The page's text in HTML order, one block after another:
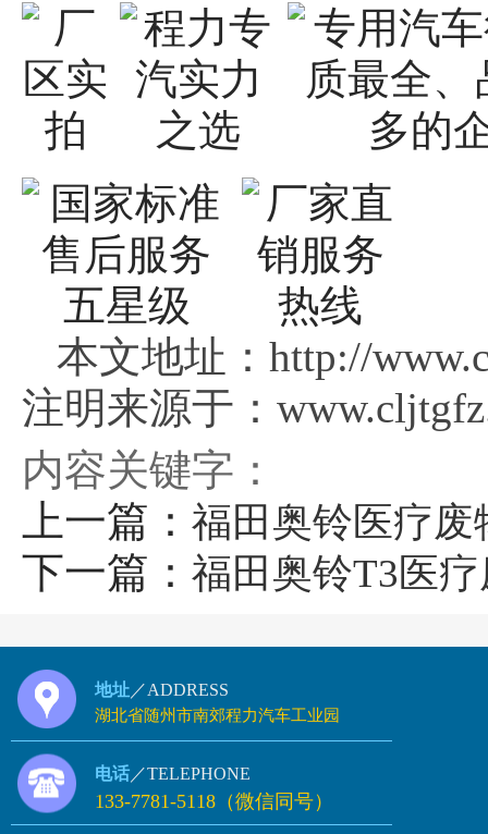
本文地址：http://
注明来源于：
内容关键字：
上一篇： 福田奥铃医疗废
下一篇： 福田奥铃T3医
地址 ／ADDRESS
湖北省随州市南郊程力汽车工业园
电话 ／TELEPHONE
133-7781-5118（微信同号）